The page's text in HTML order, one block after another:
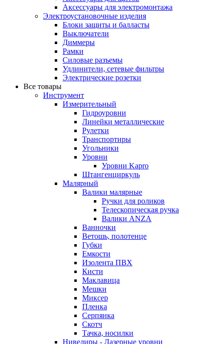
Аксессуары для электромонтажа
Электроустановочные изделия
Блоки защиты и балласты
Выключатели
Диммеры
Рамки
Силовые разъемы
Удлинители, сетевые фильтры
Электрические розетки
Все товары
Инструмент
Измерительный
Гидроуровни
Линейки металлические
Рулетки
Транспортиры
Угольники
Уровни
Уровни Kapro
Штангенциркуль
Малярный
Валики малярные
Ручки для роликов
Телескопическая ручка
Валики ANZA
Ванночки
Ветошь, полотенце
Губки
Емкости
Изолента ПВХ
Кисти
Маклавица
Мешки
Миксер
Пленка
Серпянка
Скотч
Тачка, носилки
Нивелиры - Лазерные уровни